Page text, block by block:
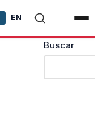
EN
Buscar